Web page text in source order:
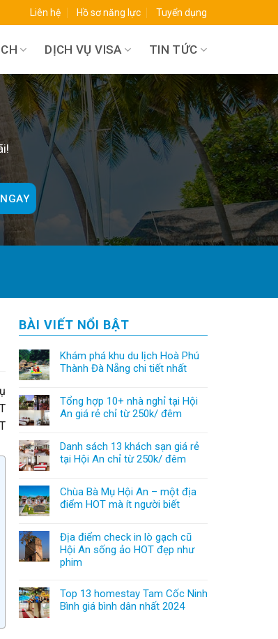
Liên hệ Hồ sơ năng lực Tuyển dụng
DỊCH VỤ VISA TIN TỨC
BÀI VIẾT NỔI BẬT
Khám phá khu du lịch Hoà Phú
Thành Đà Nẵng chi tiết nhất
Tổng hợp 10+ nhà nghỉ tại Hội
An giá rẻ chỉ từ 250k/ đêm
Danh sách 13 khách sạn giá rẻ
tại Hội An chỉ từ 250k/ đêm
Chùa Bà Mụ Hội An – một địa
điểm HOT mà ít người biết
Địa điểm check in lò gạch cũ
Hội An sống ảo HOT đẹp như
phim
Top 13 homestay Tam Cốc Ninh
Bình giá bình dân nhất 2024